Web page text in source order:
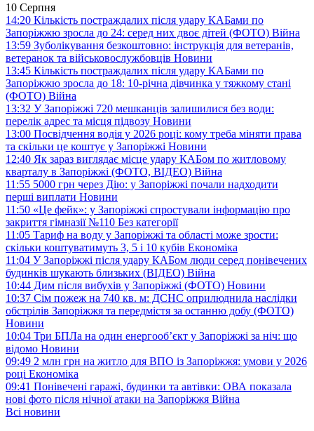
10 Серпня
14:20 Кількість постраждалих після удару КАБами по
Запоріжжю зросла до 24: серед них двоє дітей (ФОТО) Війна
13:59 Зуболікування безкоштовно: інструкція для ветеранів,
ветеранок та військовослужбовців Новини
13:45 Кількість постраждалих після удару КАБами по
Запоріжжю зросла до 18: 10-річна дівчинка у тяжкому стані
(ФОТО) Війна
13:32 У Запоріжжі 720 мешканців залишилися без води:
перелік адрес та місця підвозу Новини
13:00 Посвідчення водія у 2026 році: кому треба міняти права
та скільки це коштує у Запоріжжі Новини
12:40 Як зараз виглядає місце удару КАБом по житловому
кварталу в Запоріжжі (ФОТО, ВІДЕО) Війна
11:55 5000 грн через Дію: у Запоріжжі почали надходити
перші виплати Новини
11:50 «Це фейк»: у Запоріжжі спростували інформацію про
закриття гімназії №110 Без категорії
11:05 Тариф на воду у Запоріжжі та області може зрости:
скільки коштуватимуть 3, 5 і 10 кубів Економіка
11:04 У Запоріжжі після удару КАБом люди серед понівечених
будинків шукають близьких (ВІДЕО) Війна
10:44 Дим після вибухів у Запоріжжі (ФОТО) Новини
10:37 Сім пожеж на 740 кв. м: ДСНС оприлюднила наслідки
обстрілів Запоріжжя та передмістя за останню добу (ФОТО)
Новини
10:04 Три БПЛа на один енергооб’єкт у Запоріжжі за ніч: що
відомо Новини
09:49 2 млн грн на житло для ВПО із Запоріжжя: умови у 2026
році Економіка
09:41 Понівечені гаражі, будинки та автівки: ОВА показала
нові фото після нічної атаки на Запоріжжя Війна
Всі новини